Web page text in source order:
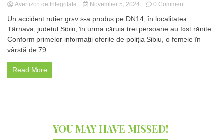
Avertizori de Integritate November 5, 2024 0 Commenton
pe
DN14
în
Un accident rutier grav s-a produs pe DN14, în localitatea
Târnava, județul Sibiu, în urma căruia trei persoane au fost rănite.
Conform primelor informații oferite de poliția Sibiu, o femeie în
vârstă de 79...
Read More
YOU MAY HAVE MISSED!